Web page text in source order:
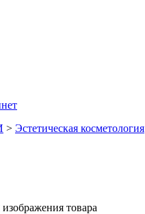
> Эстетическая косметология